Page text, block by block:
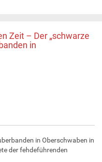
Zeit – Der „schwarze
in
in Oberschwaben in
der fehdeführenden